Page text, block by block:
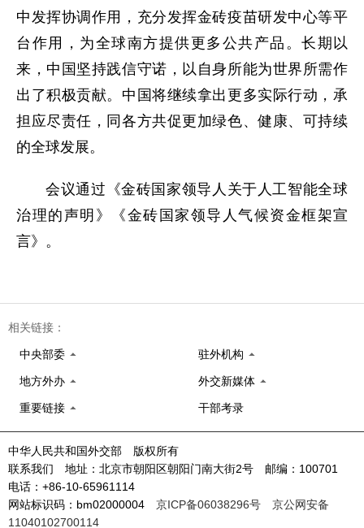
中发挥协调作用，充分发挥金砖疫苗研发中心等平
台作用，为全球南方提供更多公共产品。长期以
来，中国坚持践信守诺，以自身所能为世界所需作
出了积极贡献。中国将继续拿出更多实际行动，承
担应尽责任，同各方共促更加绿色、健康、可持续
的全球发展。
会议通过《金砖国家领导人关于人工智能全球
治理的声明》《金砖国家领导人气候资金框架宣
言》。
相关链接：
中央部委 驻外机构
地方外办 外交新媒体
重要链接 干部考录
中华人民共和国外交部 版权所有
联系我们 地址：北京市朝阳区朝阳门南大街2号 邮编：100701
电话：+86-10-65961114
网站标识码：bm02000004 京ICP备06038296号
京公网安备
11040102700114